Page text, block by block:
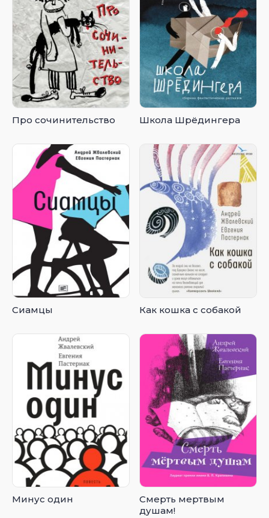
Про сочинительство Школа Шрёдингера
Сиамцы Как кошка с собакой
Минус один
Смерть мертвым
душам!